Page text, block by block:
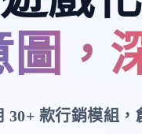
圖，
30+ 款行銷模組，